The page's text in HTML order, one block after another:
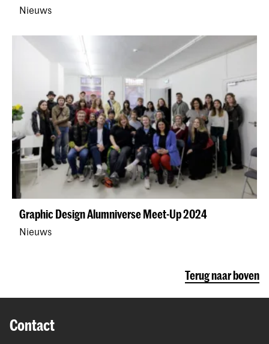
Nieuws
Graphic Design Alumniverse Meet-Up 2024
Nieuws
Terug naar boven
Contact